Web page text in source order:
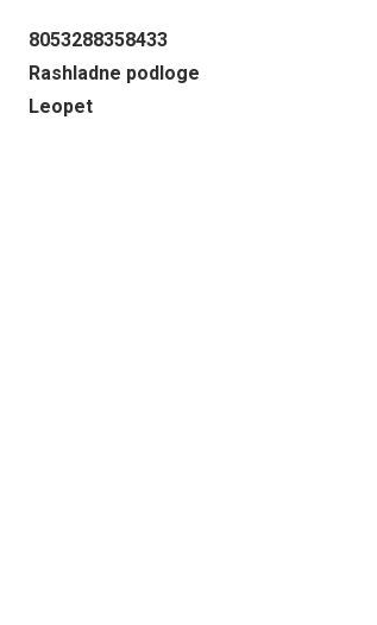
8053288358433
Rashladne podloge
Leopet